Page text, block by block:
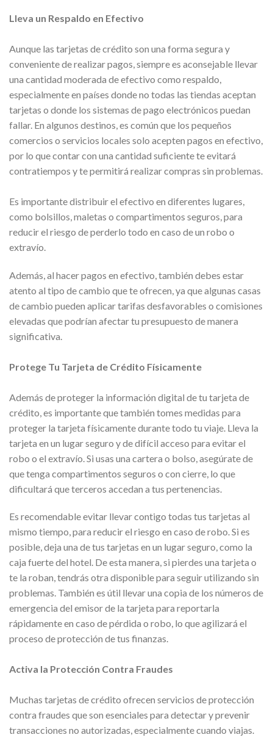
Lleva un Respaldo en Efectivo
Aunque las tarjetas de crédito son una forma segura y
conveniente de realizar pagos, siempre es aconsejable llevar
una cantidad moderada de efectivo como respaldo,
especialmente en países donde no todas las tiendas aceptan
tarjetas o donde los sistemas de pago electrónicos puedan
fallar. En algunos destinos, es común que los pequeños
comercios o servicios locales solo acepten pagos en efectivo,
por lo que contar con una cantidad suficiente te evitará
contratiempos y te permitirá realizar compras sin problemas.
Es importante distribuir el efectivo en diferentes lugares,
como bolsillos, maletas o compartimentos seguros, para
reducir el riesgo de perderlo todo en caso de un robo o
extravío.
Además, al hacer pagos en efectivo, también debes estar
atento al tipo de cambio que te ofrecen, ya que algunas casas
de cambio pueden aplicar tarifas desfavorables o comisiones
elevadas que podrían afectar tu presupuesto de manera
significativa.
Protege Tu Tarjeta de Crédito Físicamente
Además de proteger la información digital de tu tarjeta de
crédito, es importante que también tomes medidas para
proteger la tarjeta físicamente durante todo tu viaje. Lleva la
tarjeta en un lugar seguro y de difícil acceso para evitar el
robo o el extravío. Si usas una cartera o bolso, asegúrate de
que tenga compartimentos seguros o con cierre, lo que
dificultará que terceros accedan a tus pertenencias.
Es recomendable evitar llevar contigo todas tus tarjetas al
mismo tiempo, para reducir el riesgo en caso de robo. Si es
posible, deja una de tus tarjetas en un lugar seguro, como la
caja fuerte del hotel. De esta manera, si pierdes una tarjeta o
te la roban, tendrás otra disponible para seguir utilizando sin
problemas. También es útil llevar una copia de los números de
emergencia del emisor de la tarjeta para reportarla
rápidamente en caso de pérdida o robo, lo que agilizará el
proceso de protección de tus finanzas.
Activa la Protección Contra Fraudes
Muchas tarjetas de crédito ofrecen servicios de protección
contra fraudes que son esenciales para detectar y prevenir
transacciones no autorizadas, especialmente cuando viajas.